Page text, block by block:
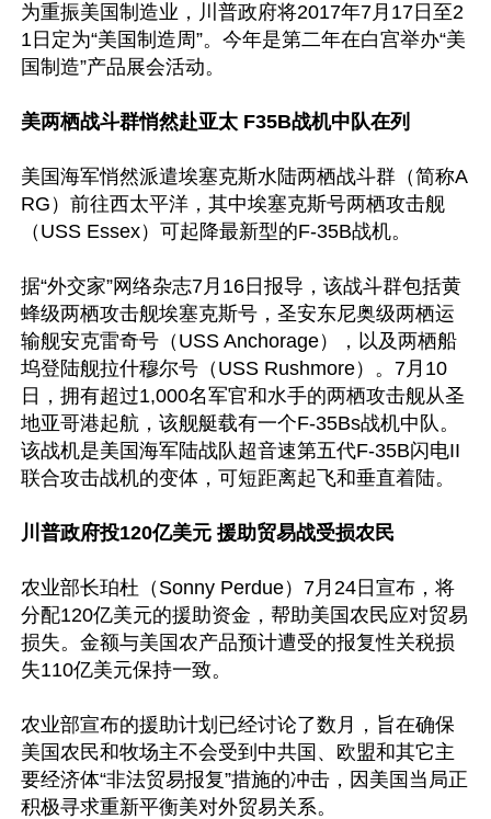
为重振美国制造业，川普政府将2017年7月17日至2
1日定为“美国制造周”。今年是第二年在白宫举办“美
国制造”产品展会活动。
美两栖战斗群悄然赴亚太 F35B战机中队在列
美国海军悄然派遣埃塞克斯水陆两栖战斗群（简称A
RG）前往西太平洋，其中埃塞克斯号两栖攻击舰
（USS Essex）可起降最新型的F-35B战机。
据“外交家”网络杂志7月16日报导，该战斗群包括黄
蜂级两栖攻击舰埃塞克斯号，圣安东尼奥级两栖运
输舰安克雷奇号（USS Anchorage），以及两栖船
坞登陆舰拉什穆尔号（USS Rushmore）。7月10
日，拥有超过1,000名军官和水手的两栖攻击舰从圣
地亚哥港起航，该舰艇载有一个F-35Bs战机中队。
该战机是美国海军陆战队超音速第五代F-35B闪电II
联合攻击战机的变体，可短距离起飞和垂直着陆。
川普政府投120亿美元 援助贸易战受损农民
农业部长珀杜（Sonny Perdue）7月24日宣布，将
分配120亿美元的援助资金，帮助美国农民应对贸易
损失。金额与美国农产品预计遭受的报复性关税损
失110亿美元保持一致。
农业部宣布的援助计划已经讨论了数月，旨在确保
美国农民和牧场主不会受到中共国、欧盟和其它主
要经济体“非法贸易报复”措施的冲击，因美国当局正
积极寻求重新平衡美对外贸易关系。